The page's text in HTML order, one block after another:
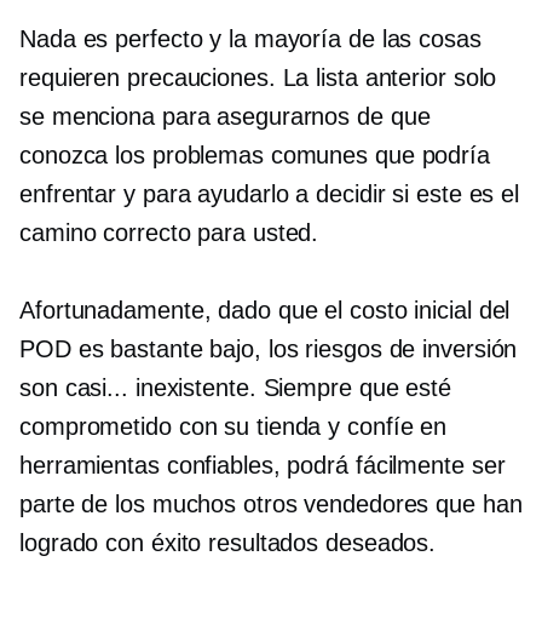
Nada es perfecto y la mayoría de las cosas
requieren precauciones. La lista anterior solo
se menciona para asegurarnos de que
conozca los problemas comunes que podría
enfrentar y para ayudarlo a decidir si este es el
camino correcto para usted.
Afortunadamente, dado que el costo inicial del
POD es bastante bajo, los riesgos de inversión
son casi... inexistente. Siempre que esté
comprometido con su tienda y confíe en
herramientas confiables, podrá fácilmente ser
parte de los muchos otros vendedores que han
logrado con éxito resultados deseados.